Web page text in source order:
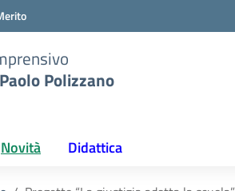
Polizzano
Novità Didattica